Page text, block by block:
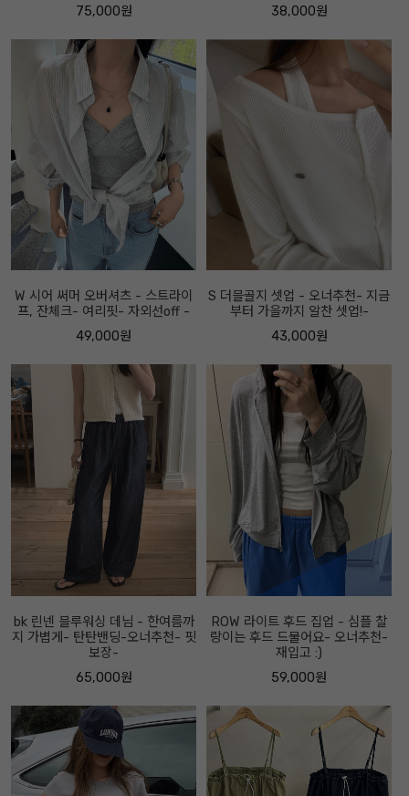
75,000원
38,000원
W 시어 써머 오버셔츠 - 스트라이
프, 잔체크- 여리핏- 자외선off -
49,000원
S 더블골지 셋업 - 오너추천- 지금
부터 가을까지 알찬 셋업!-
43,000원
bk 린넨 블루워싱 데님 - 한여름까
지 가볍게- 탄탄밴딩-오너추천- 핏
보장-
65,000원
ROW 라이트 후드 집업 - 심플 찰
랑이는 후드 드물어요- 오너추천-
재입고 :)
59,000원